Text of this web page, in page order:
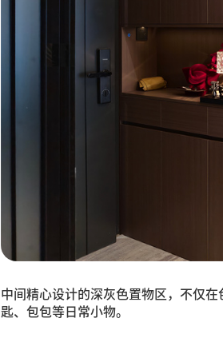
中间精心设计的深灰色置物区，不仅
匙、包包等日常小物。